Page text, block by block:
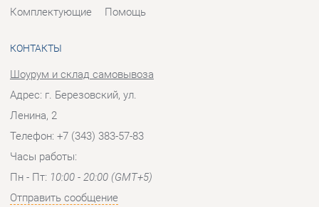
Часы работы:
Отправить сообщение